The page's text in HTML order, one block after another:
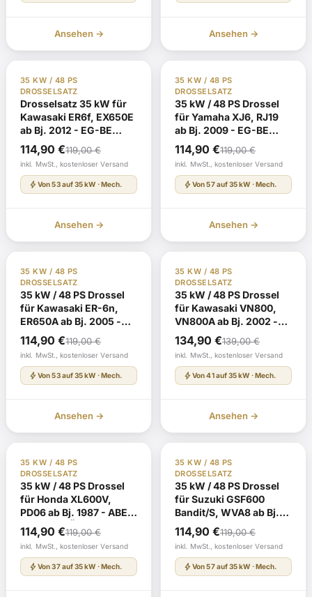
Ansehen → Ansehen →
35 KW / 48 PS
DROSSELSATZ
Drosselsatz 35 kW für
Kawasaki ER6f, EX650E
ab Bj. 2012 - EG-BE
e1*2002/24*0538* mit
TÜV-Gutachten
119,00€
Ursprünglicher
Preis
war:
119,00 €
114,90 €
Aktueller
Preis
ist:
114,90 €.
inkl. MwSt., kostenloser Versand
bolt Von 53 auf 35 kW · Mech.
Ansehen →
35 KW / 48 PS
DROSSELSATZ
35 kW / 48 PS Drossel
für Yamaha XJ6, RJ19
ab Bj. 2009 - EG-BE
e13*2002/24*0323*
mit TÜV-Gutachten
119,00€
Ursprünglicher
Preis
war:
119,00 €
114,90 €
Aktueller
Preis
ist:
114,90 €.
inkl. MwSt., kostenloser Versand
bolt Von 57 auf 35 kW · Mech.
Ansehen →
35 KW / 48 PS
DROSSELSATZ
35 kW / 48 PS Drossel
für Kawasaki ER-6n,
ER650A ab Bj. 2005 -
EG-BE
e1*2002/24*0260* mit
TÜV-Gutachten
119,00€
Ursprünglicher
Preis
war:
119,00 €
114,90 €
Aktueller
Preis
ist:
114,90 €.
inkl. MwSt., kostenloser Versand
bolt Von 53 auf 35 kW · Mech.
Ansehen →
35 KW / 48 PS
DROSSELSATZ
35 kW / 48 PS Drossel
für Kawasaki VN800,
VN800A ab Bj. 2002 -
EG-BE e4*92/61*0133*
mit TÜV-Gutachten
139,00€
Ursprünglicher
Preis
war:
139,00 €
134,90 €
Aktueller
Preis
ist:
134,90 €.
inkl. MwSt., kostenloser Versand
bolt Von 41 auf 35 kW · Mech.
Ansehen →
35 KW / 48 PS
DROSSELSATZ
35 kW / 48 PS Drossel
für Honda XL600V,
PD06 ab Bj. 1987 - ABE
E512 mit TÜV-Gutachten
119,00€
Ursprünglicher
Preis
war:
119,00 €
114,90 €
Aktueller
Preis
ist:
114,90 €.
inkl. MwSt., kostenloser Versand
bolt Von 37 auf 35 kW · Mech.
35 KW / 48 PS
DROSSELSATZ
35 kW / 48 PS Drossel
für Suzuki GSF600
Bandit/S, WVA8 ab Bj.
2000 - EG-BE
e4*92/61*0060* mit
TÜV-Gutachten
119,00€
Ursprünglicher
Preis
war:
119,00 €
114,90 €
Aktueller
Preis
ist:
114,90 €.
inkl. MwSt., kostenloser Versand
bolt Von 57 auf 35 kW · Mech.